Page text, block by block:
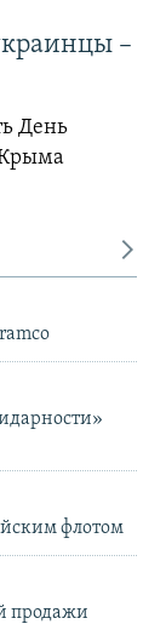
–
День
флотом
продажи